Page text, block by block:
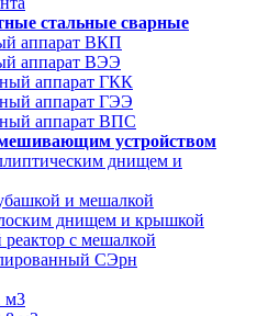
стальные сварные
аппарат ВКП
аппарат ВЭЭ
аппарат ГКК
аппарат ГЭЭ
аппарат ВПС
устройством
днищем и
и мешалкой
днищем и крышкой
с мешалкой
СЭрн
м3